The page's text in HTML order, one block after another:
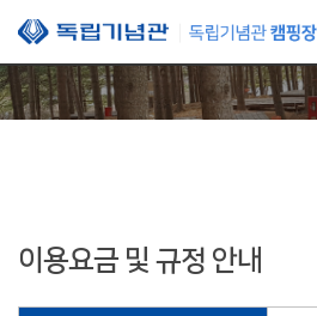
본문 바로가기
이용요금 및 규정 안내